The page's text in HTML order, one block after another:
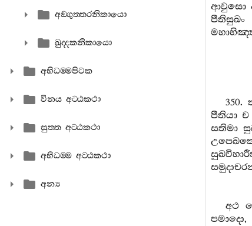
අඞ‍්ගුත‍්තරනිකායො
ඛුද‍්දකනිකායො
අභිධම‍්මපිටක
විනය අට‍්ඨකථා
සුත‍්ත අට‍්ඨකථා
අභිධම‍්ම අට‍්ඨකථා
අන්‍ය
ආවුසො
පීතිසුඛං
350.
පීතියා ච
සතිමා
අථ
පමාදො